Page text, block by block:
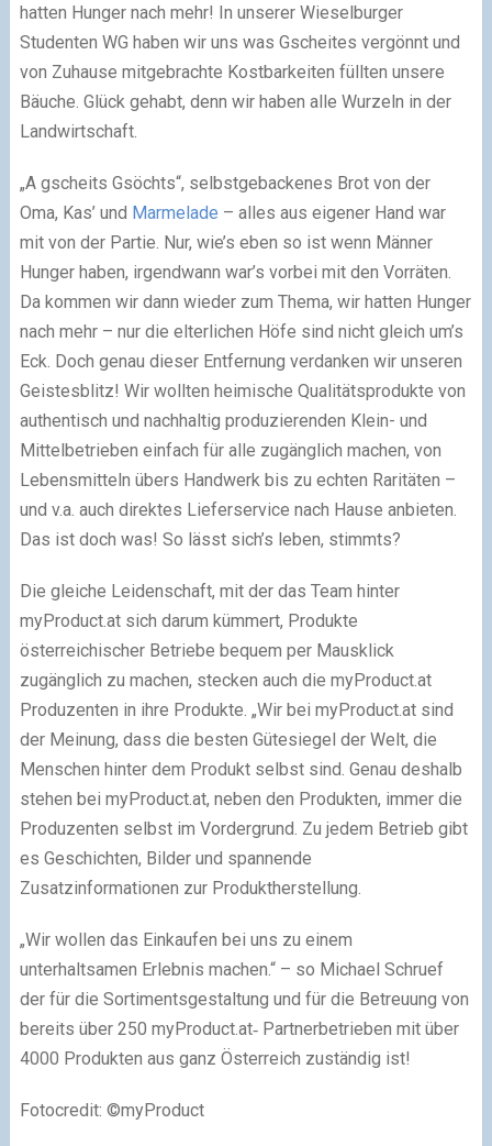
hatten Hunger nach mehr! In unserer Wieselburger
Studenten WG haben wir uns was Gscheites vergönnt und
von Zuhause mitgebrachte Kostbarkeiten füllten unsere
Bäuche. Glück gehabt, denn wir haben alle Wurzeln in der
Landwirtschaft.
„A gscheits Gsöchts“, selbstgebackenes Brot von der
Oma, Kas’ und Marmelade – alles aus eigener Hand war
mit von der Partie. Nur, wie’s eben so ist wenn Männer
Hunger haben, irgendwann war’s vorbei mit den Vorräten.
Da kommen wir dann wieder zum Thema, wir hatten Hunger
nach mehr – nur die elterlichen Höfe sind nicht gleich um’s
Eck. Doch genau dieser Entfernung verdanken wir unseren
Geistesblitz! Wir wollten heimische Qualitätsprodukte von
authentisch und nachhaltig produzierenden Klein- und
Mittelbetrieben einfach für alle zugänglich machen, von
Lebensmitteln übers Handwerk bis zu echten Raritäten –
und v.a. auch direktes Lieferservice nach Hause anbieten.
Das ist doch was! So lässt sich’s leben, stimmts?
Die gleiche Leidenschaft, mit der das Team hinter
myProduct.at sich darum kümmert, Produkte
österreichischer Betriebe bequem per Mausklick
zugänglich zu machen, stecken auch die myProduct.at
Produzenten in ihre Produkte. „Wir bei myProduct.at sind
der Meinung, dass die besten Gütesiegel der Welt, die
Menschen hinter dem Produkt selbst sind. Genau deshalb
stehen bei myProduct.at, neben den Produkten, immer die
Produzenten selbst im Vordergrund. Zu jedem Betrieb gibt
es Geschichten, Bilder und spannende
Zusatzinformationen zur Produktherstellung.
„Wir wollen das Einkaufen bei uns zu einem
unterhaltsamen Erlebnis machen.“ – so Michael Schruef
der für die Sortimentsgestaltung und für die Betreuung von
bereits über 250 myProduct.at‐ Partnerbetrieben mit über
4000 Produkten aus ganz Österreich zuständig ist!
Fotocredit: ©myProduct